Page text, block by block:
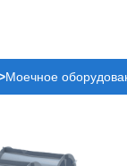
Моечное